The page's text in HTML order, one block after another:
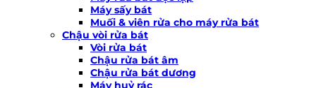
Máy sấy bát
Muối & viên rửa cho máy rửa bát
Chậu vòi rửa bát
Vòi rửa bát
Chậu rửa bát âm
Chậu rửa bát dương